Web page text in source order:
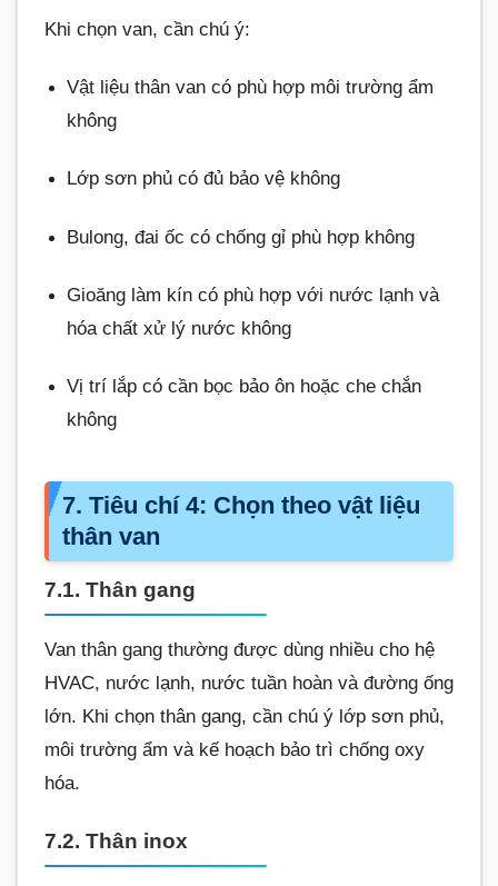
Khi chọn van, cần chú ý:
Vật liệu thân van có phù hợp môi trường ẩm
không
Lớp sơn phủ có đủ bảo vệ không
Bulong, đai ốc có chống gỉ phù hợp không
Gioăng làm kín có phù hợp với nước lạnh và
hóa chất xử lý nước không
Vị trí lắp có cần bọc bảo ôn hoặc che chắn
không
7. Tiêu chí 4: Chọn theo vật liệu
thân van
7.1. Thân gang
Van thân gang thường được dùng nhiều cho hệ
HVAC, nước lạnh, nước tuần hoàn và đường ống
lớn. Khi chọn thân gang, cần chú ý lớp sơn phủ,
môi trường ẩm và kế hoạch bảo trì chống oxy
hóa.
7.2. Thân inox